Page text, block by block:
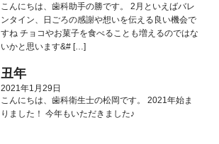
こんにちは、歯科助手の勝です。 2月といえばバレ
ンタイン、日ごろの感謝や想いを伝える良い機会で
すね チョコやお菓子を食べることも増えるのではな
いかと思います&# […]
丑年
2021年1月29日
こんにちは、歯科衛生士の松岡です。 2021年始ま
りました！ 今年もいただきました♪